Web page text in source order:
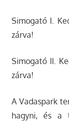
Simogató I.
zárva!
Simogató II.
zárva!
A Vadaspark
hagyni, és a